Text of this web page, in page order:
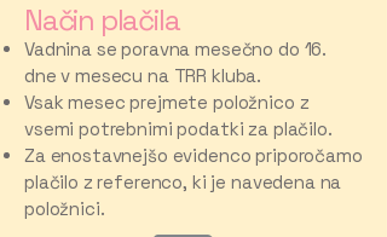
Način plačila
Vadnina se poravna mesečno do 16.
dne v mesecu na TRR kluba.
Vsak mesec prejmete položnico z
vsemi potrebnimi podatki za plačilo.
Za enostavnejšo evidenco priporočamo
plačilo z referenco, ki je navedena na
položnici.